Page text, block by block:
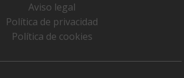
Aviso legal
Política de privacidad
Política de cookies